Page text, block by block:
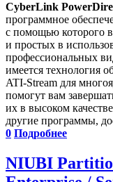
CyberLink
программное
с помощью которого
и простых в
профессиональных
имеется технология
ATI-Stream для
помогут вам
их в высоком
другие программы,
0 Подробнее
NIUBI